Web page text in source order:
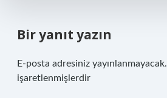
Bir yanıt yazın
E-posta adresiniz yayınlanmayacak.
işaretlenmişlerdir